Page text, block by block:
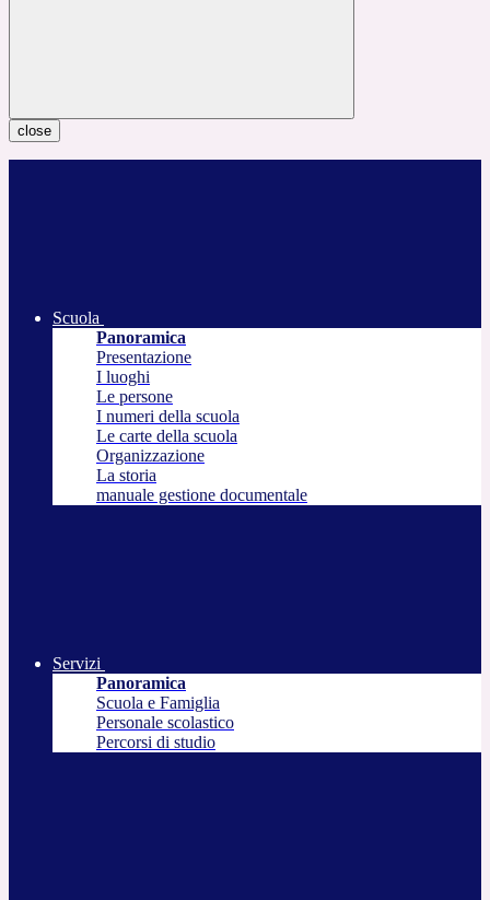
close
Scuola
Panoramica
Presentazione
I luoghi
Le persone
I numeri della scuola
Le carte della scuola
Organizzazione
La storia
manuale gestione documentale
Servizi
Panoramica
Scuola e Famiglia
Personale scolastico
Percorsi di studio